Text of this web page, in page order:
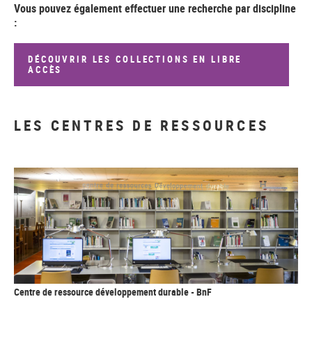
Vous pouvez également effectuer une recherche par discipline
:
DÉCOUVRIR LES COLLECTIONS EN LIBRE
ACCÈS
LES CENTRES DE RESSOURCES
Centre de ressource développement durable - BnF